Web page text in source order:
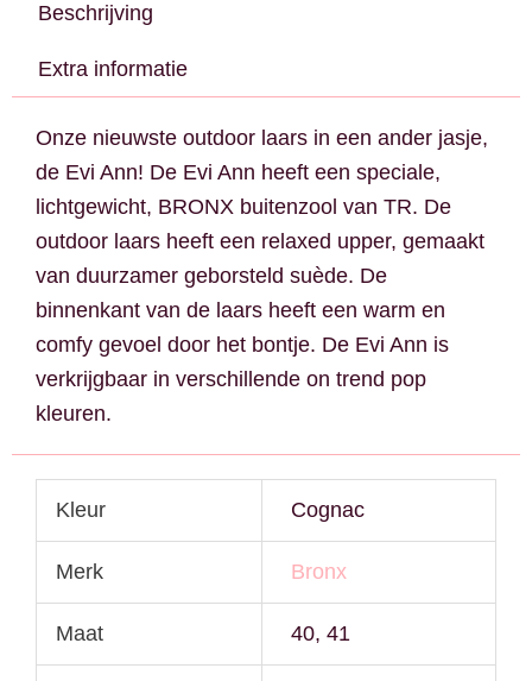
Beschrijving
Extra informatie
Onze nieuwste outdoor laars in een ander jasje,
de Evi Ann! De Evi Ann heeft een speciale,
lichtgewicht, BRONX buitenzool van TR. De
outdoor laars heeft een relaxed upper, gemaakt
van duurzamer geborsteld suède. De
binnenkant van de laars heeft een warm en
comfy gevoel door het bontje. De Evi Ann is
verkrijgbaar in verschillende on trend pop
kleuren.
Kleur Cognac
Merk Bronx
Maat 40, 41